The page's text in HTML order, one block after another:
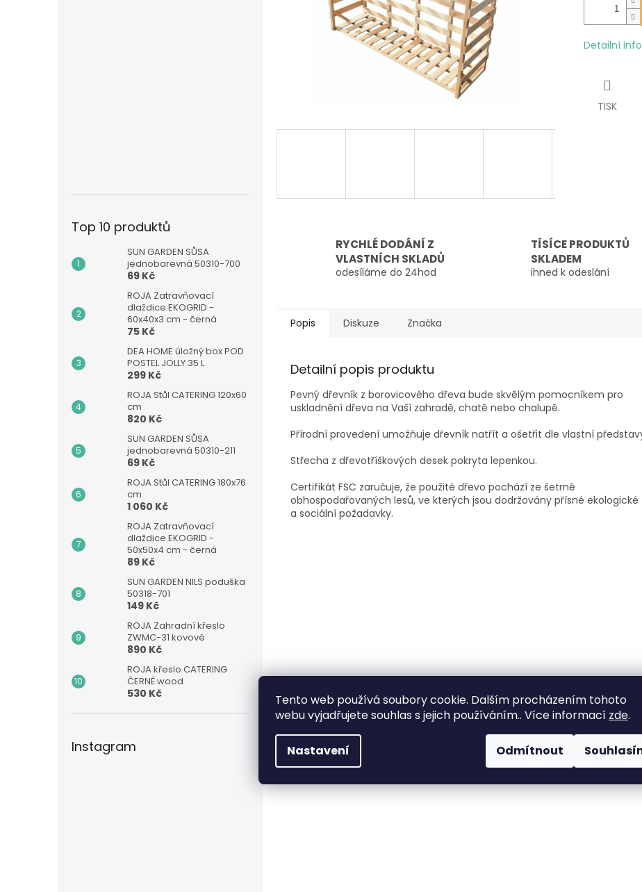
Tento web používá soubory cookie. Dalším procházením tohoto
webu vyjadřujete souhlas s jejich používáním.. Více informací zde.
Nastavení Odmítnout
Top 10 produktů
SUN GARDEN SŮSA
jednobarevná 50310-700
69 Kč
ROJA Zatravňovací
dlaždice EKOGRID -
60x40x3 cm - černá
75 Kč
DEA HOME úložný box POD
POSTEL JOLLY 35 L
299 Kč
ROJA Stůl CATERING 120x60
cm
820 Kč
SUN GARDEN SŮSA
jednobarevná 50310-211
69 Kč
ROJA Stůl CATERING 180x76
cm
1 060 Kč
ROJA Zatravňovací
dlaždice EKOGRID -
50x50x4 cm - černá
89 Kč
SUN GARDEN NILS poduška
50318-701
149 Kč
ROJA Zahradní křeslo
ZWMC-31 kovové
890 Kč
ROJA křeslo CATERING
ČERNÉ wood
530 Kč
Instagram
Detailní
TISK
RYCHLÉ DODÁNÍ Z
VLASTNÍCH SKLADŮ
odesíláme do 24hod
TÍSÍCE PRODUKTŮ
SKLADEM
ihned k odeslání
Popis Diskuze Značka
Detailní popis produktu
Pevný dřevník z borovicového dřeva bude skvělým pomocníkem pro
uskladnění dřeva na Vaší zahradě, chatě nebo chalupě.
Přírodní provedení umožňuje dřevník natřít a ošetřit dle vlastní
Střecha z dřevotříškových desek pokryta lepenkou.
Certifikát FSC zaručuje, že použité dřevo pochází ze šetrně
obhospodařovaných lesů, ve kterých jsou dodržovány přísné ekologické
a sociální požadavky.